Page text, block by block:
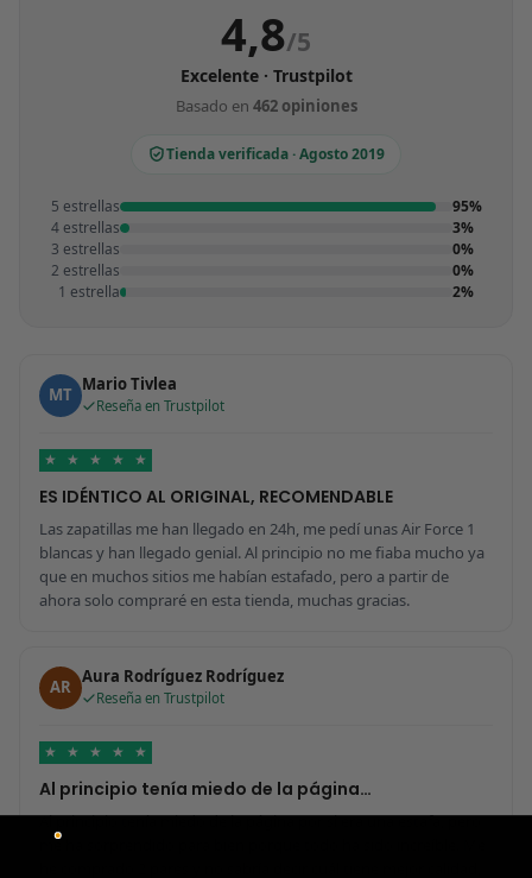
4,8/5
Excelente · Trustpilot
Basado en 462 opiniones
Tienda verificada · Agosto 2019
5 estrellas
95%
4 estrellas
3%
3 estrellas
0%
2 estrellas
0%
1 estrella
2%
MT Mario Tivlea
Reseña en Trustpilot
★ ★ ★ ★ ★
ES IDÉNTICO AL ORIGINAL, RECOMENDABLE
Las zapatillas me han llegado en 24h, me pedí unas Air Force 1
blancas y han llegado genial. Al principio no me fiaba mucho ya
que en muchos sitios me habían estafado, pero a partir de
ahora solo compraré en esta tienda, muchas gracias.
AR Aura Rodríguez Rodríguez
Reseña en Trustpilot
★ ★ ★ ★ ★
Al principio tenía miedo de la página…
Al principio tenía miedo de la página por si era una estafa, pero
me ha sorprendido para bien porque todo ha sido increíble. Me